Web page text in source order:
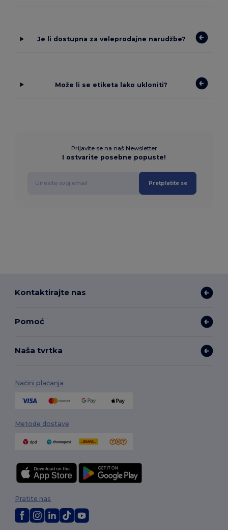
Je li dostupna za veleprodajne narudžbe?
Može li se etiketa lako ukloniti?
Prijavite se na naš Newsletter
I ostvarite posebne popuste!
Pretplatite se
Kontaktirajte nas
Pomoć
Naša tvrtka
Načini plaćanja
Metode dostave
Pratite nas